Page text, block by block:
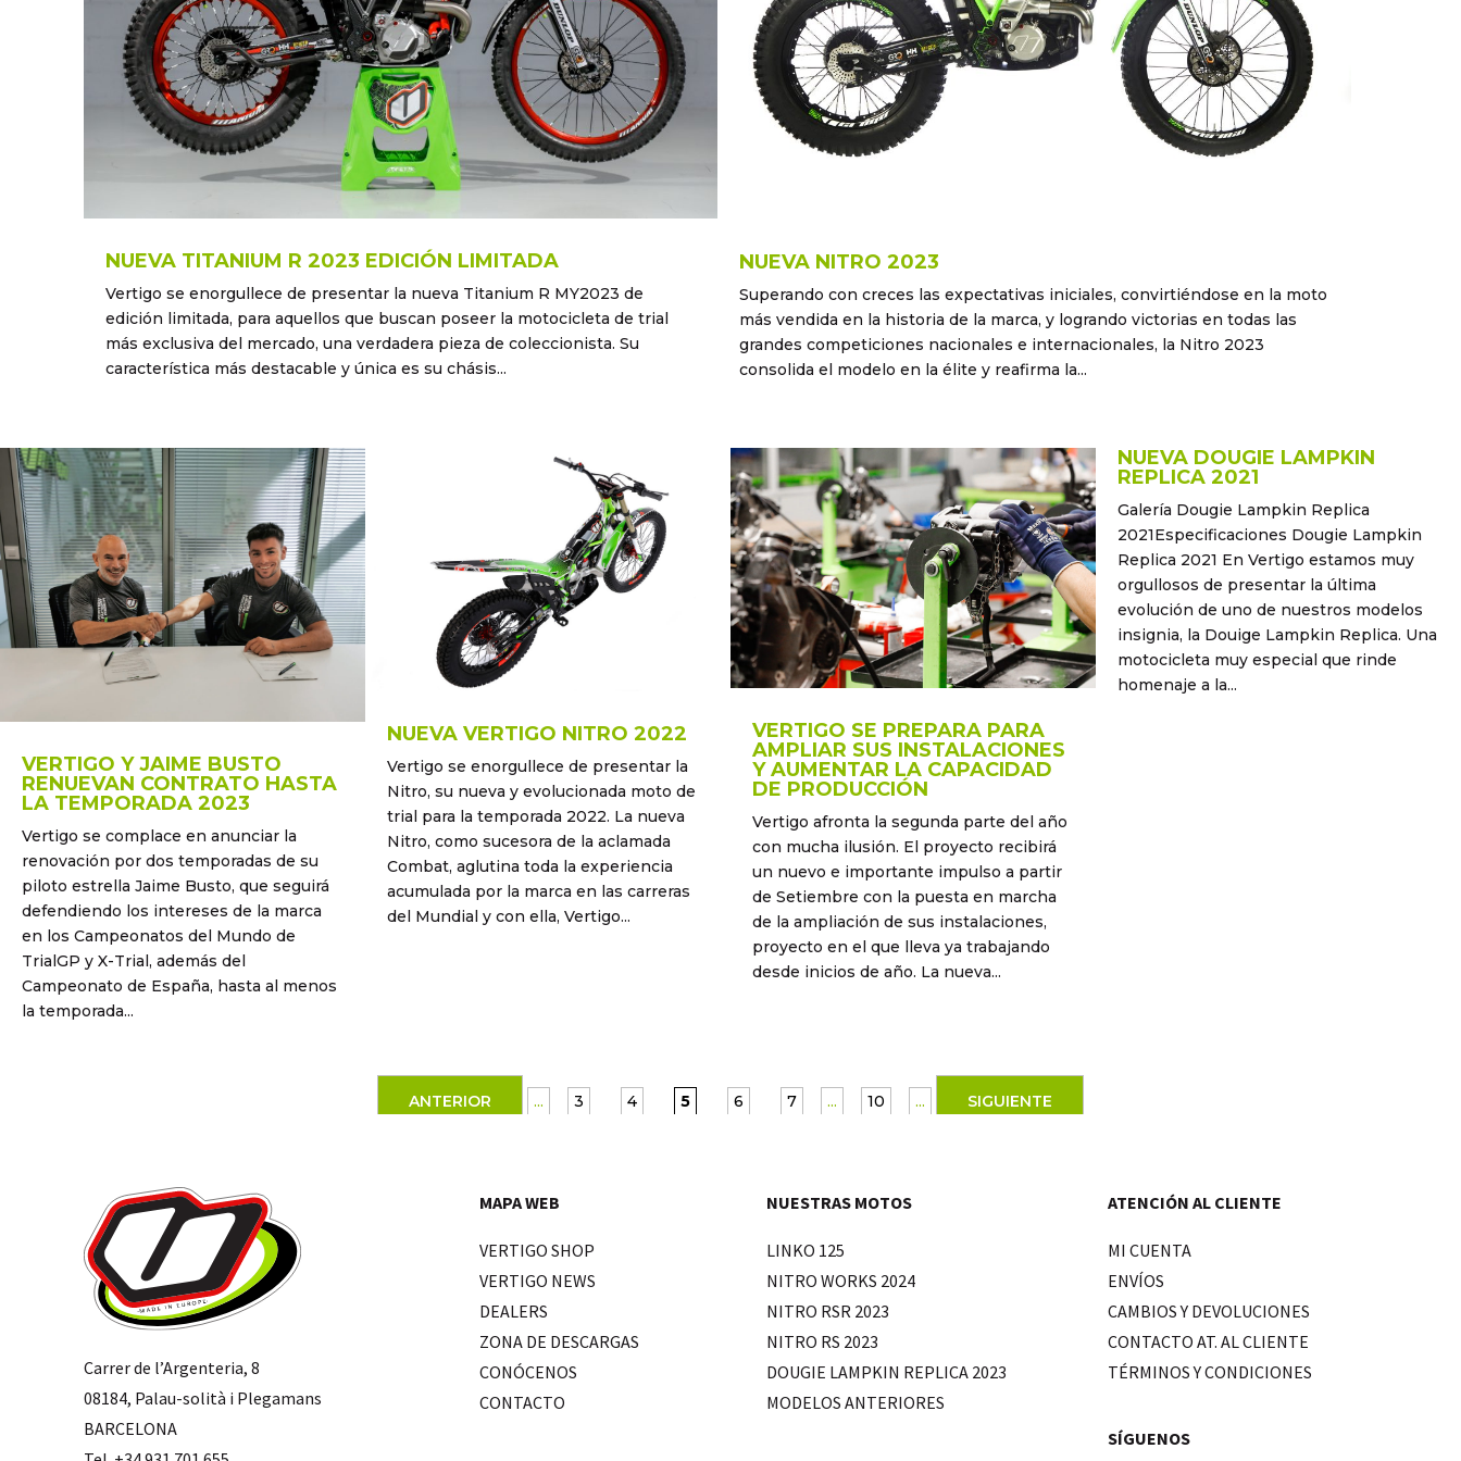
NUEVA TITANIUM R 2023 EDICIÓN LIMITADA
Vertigo se enorgullece de presentar la nueva Titanium R MY2023 de
edición limitada, para aquellos que buscan poseer la motocicleta de trial
más exclusiva del mercado, una verdadera pieza de coleccionista. Su
característica más destacable y única es su chásis...
NUEVA NITRO 2023
Superando con creces las expectativas iniciales, convirtiéndose en la moto
más vendida en la historia de la marca, y logrando victorias en todas las
grandes competiciones nacionales e internacionales, la Nitro 2023
consolida el modelo en la élite y reafirma la...
VERTIGO Y JAIME BUSTO
RENUEVAN CONTRATO HASTA
LA TEMPORADA 2023
Vertigo se complace en anunciar la
renovación por dos temporadas de su
piloto estrella Jaime Busto, que seguirá
defendiendo los intereses de la marca
en los Campeonatos del Mundo de
TrialGP y X-Trial, además del
Campeonato de España, hasta al menos
la temporada...
NUEVA VERTIGO NITRO 2022
Vertigo se enorgullece de presentar la
Nitro, su nueva y evolucionada moto de
trial para la temporada 2022. La nueva
Nitro, como sucesora de la aclamada
Combat, aglutina toda la experiencia
acumulada por la marca en las carreras
del Mundial y con ella, Vertigo...
VERTIGO SE PREPARA PARA
AMPLIAR SUS INSTALACIONES
Y AUMENTAR LA CAPACIDAD
DE PRODUCCIÓN
Vertigo afronta la segunda parte del año
con mucha ilusión. El proyecto recibirá
un nuevo e importante impulso a partir
de Setiembre con la puesta en marcha
de la ampliación de sus instalaciones,
proyecto en el que lleva ya trabajando
desde inicios de año. La nueva...
NUEVA DOUGIE LAMPKIN
REPLICA 2021
Galería Dougie Lampkin Replica
2021Especificaciones Dougie Lampkin
Replica 2021 En Vertigo estamos muy
orgullosos de presentar la última
evolución de uno de nuestros modelos
insignia, la Douige Lampkin Replica. Una
motocicleta muy especial que rinde
homenaje a la...
ANTERIOR ... 3 4 5 6 7 ... 10 ... SIGUIENTE
Carrer de l’Argenteria, 8
08184, Palau-solità i Plegamans
BARCELONA
MAPA WEB
VERTIGO SHOP
VERTIGO NEWS
DEALERS
ZONA DE DESCARGAS
CONÓCENOS
CONTACTO
NUESTRAS MOTOS
LINKO 125
NITRO WORKS 2024
NITRO RSR 2023
NITRO RS 2023
DOUGIE LAMPKIN REPLICA 2023
MODELOS ANTERIORES
ATENCIÓN AL CLIENTE
MI CUENTA
ENVÍOS
CAMBIOS Y DEVOLUCIONES
CONTACTO AT. AL CLIENTE
TÉRMINOS Y CONDICIONES
SÍGUENOS